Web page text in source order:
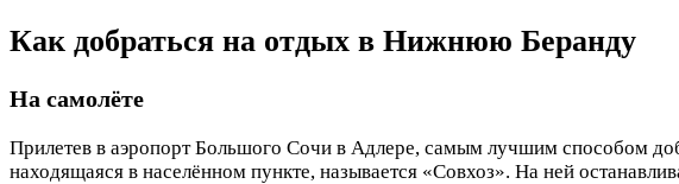
Как добраться на отдых в Нижнюю Беранду
На самолёте
Прилетев в аэропорт Большого Сочи в Адлере, самым лучшим способом
находящаяся в населённом пункте, называется «Совхоз». На ней